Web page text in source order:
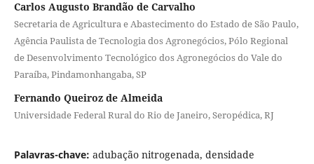
Carlos Augusto Brandão de Carvalho
Secretaria de Agricultura e Abastecimento do Estado de São Paulo,
Agência Paulista de Tecnologia dos Agronegócios, Pólo Regional
de Desenvolvimento Tecnológico dos Agronegócios do Vale do
Paraíba, Pindamonhangaba, SP
Fernando Queiroz de Almeida
Universidade Federal Rural do Rio de Janeiro, Seropédica, RJ
Palavras-chave: adubação nitrogenada, densidade